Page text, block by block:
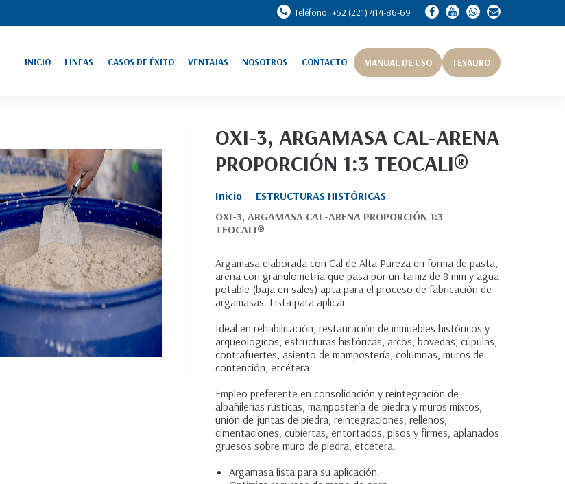
Teléfono. +52 (221) 414-86-69
INICIO LÍNEAS
PINTURA A LA CAL
IMPERMEABILIZANTE
NATURAL
CASOS DE ÉXITO
EDIFICACIONES
NATURALES Y
SALUDABLES
CONSERVACIÓN Y
ARTISTICO
VENTAJAS NOSOTROS CONTACTO MANUAL DE USO TESAURO
OXI-3, ARGAMASA CAL-ARENA
PROPORCIÓN 1:3 TEOCALI®
Inicio
ESTRUCTURAS HISTÓRICAS
OXI-3, ARGAMASA CAL-ARENA PROPORCIÓN 1:3
TEOCALI®
Argamasa elaborada con Cal de Alta Pureza en forma de pasta,
arena con granulometría que pasa por un tamiz de 8 mm y agua
potable (baja en sales) apta para el proceso de fabricación de
argamasas. Lista para aplicar.
Ideal en rehabilitación, restauración de inmuebles históricos y
arqueológicos, estructuras históricas, arcos, bóvedas, cúpulas,
contrafuertes, asiento de mampostería, columnas, muros de
contención, etcétera.
Empleo preferente en consolidación y reintegración de
albañilerías rústicas, mampostería de piedra y muros mixtos,
unión de juntas de piedra, reintegraciones, rellenos,
cimentaciones, cubiertas, entortados, pisos y firmes, aplanados
gruesos sobre muro de piedra, etcétera.
Argamasa lista para su aplicación.